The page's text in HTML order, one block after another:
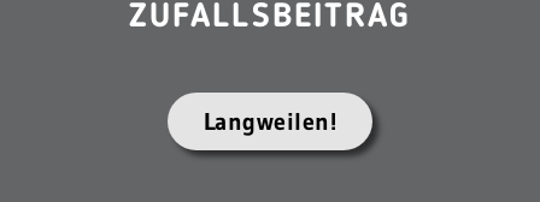
ZUFALLSBEITRAG
Langweilen!